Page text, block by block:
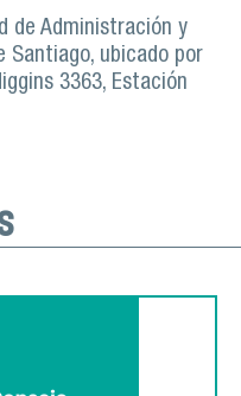
de Administración y
Santiago, ubicado por
3363, Estación